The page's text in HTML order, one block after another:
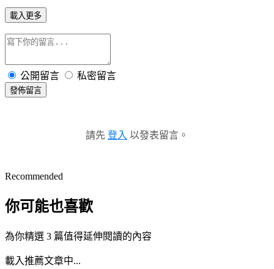
載入更多
公開留言 私密留言
發佈留言
請先 登入 以發表留言。
Recommended
你可能也喜歡
為你精選 3 篇值得延伸閱讀的內容
載入推薦文章中...